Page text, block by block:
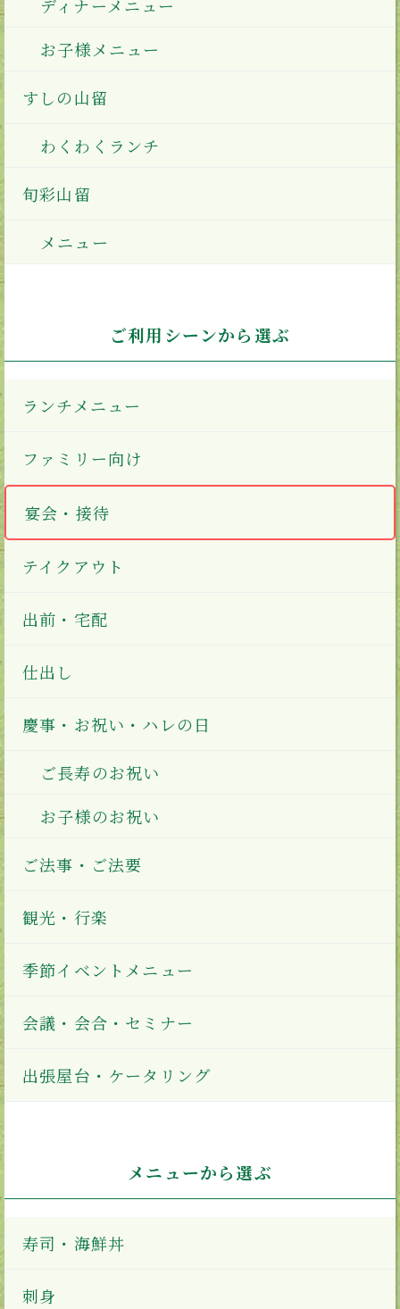
ディナーメニュー
お子様メニュー
すしの山留
わくわくランチ
旬彩山留
メニュー
ご利用シーンから選ぶ
ランチメニュー
ファミリー向け
宴会・接待
テイクアウト
出前・宅配
仕出し
慶事・お祝い・ハレの日
ご長寿のお祝い
お子様のお祝い
ご法事・ご法要
観光・行楽
季節イベントメニュー
会議・会合・セミナー
出張屋台・ケータリング
メニューから選ぶ
寿司・海鮮丼
刺身